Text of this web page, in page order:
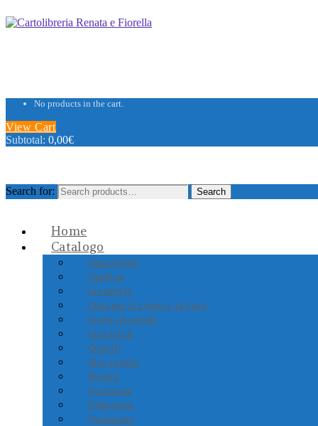
No products in the cart.
View Cart
Subtotal: 0,00€
Search for: Search
Home
Catalogo
Cancelleria
Carillon
Creativity
Cura per il corpo e la casa
Feste ed eventi
Giocattoli
Gioielli
Idee regalo
Novità
Occasioni
Palloncini
Packaging